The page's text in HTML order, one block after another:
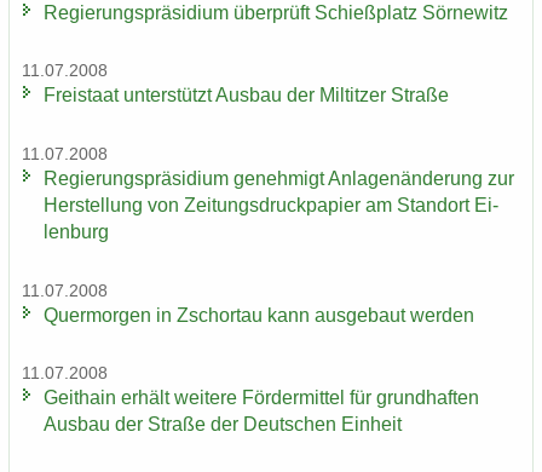
Re­gie­rungs­prä­si­di­um über­prüft Schieß­platz Sör­ne­witz
11.07.2008
Frei­staat un­ter­stützt Aus­bau der Mil­tit­zer Stra­ße
11.07.2008
Re­gie­rungs­prä­si­di­um ge­neh­migt An­la­gen­än­de­rung zur
Her­stel­lung von Zei­tungs­druck­pa­pier am Stand­ort Ei­
len­burg
11.07.2008
Quer­mor­gen in Zschor­tau kann aus­ge­baut wer­den
11.07.2008
Geit­hain er­hält wei­te­re För­der­mit­tel für grund­haf­ten
Aus­bau der Stra­ße der Deut­schen Ein­heit